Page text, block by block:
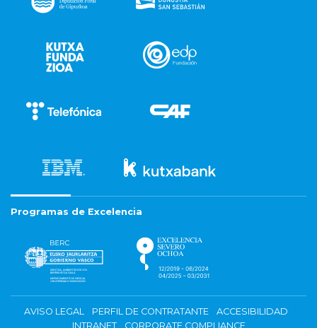
Programas de Excelencia
AVISO LEGAL PERFIL DE CONTRATANTE
ACCESIBILIDAD
INTRANET
CORPORATE COMPLIANCE